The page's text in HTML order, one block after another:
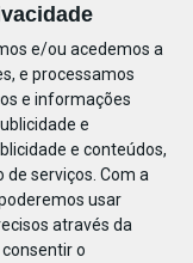
e/ou acedemos a
e processamos
e informações
e
e conteúdos,
serviços. Com a
usar
através da
o